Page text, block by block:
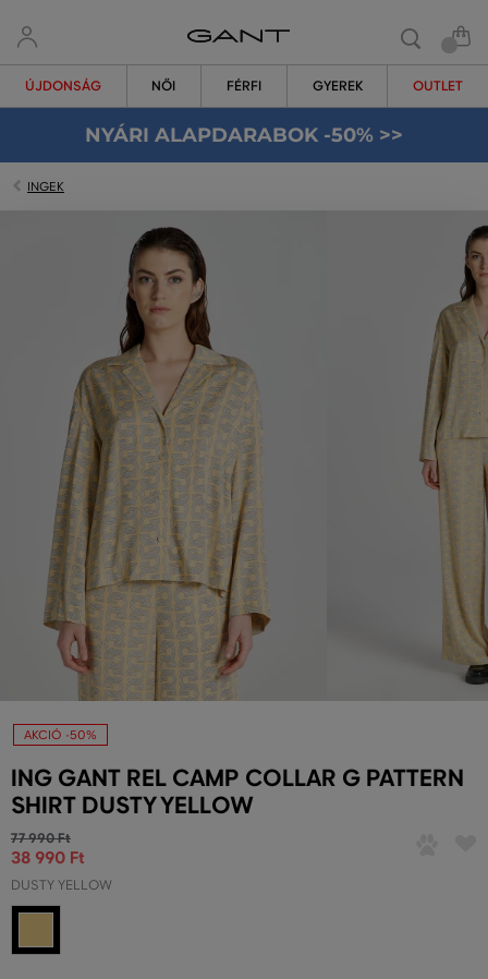
ÚJDONSÁG NŐI FÉRFI GYEREK OUTLET
NYÁRI ALAPDARABOK -50% >>
INGEK
AKCIÓ -50%
ING GANT REL CAMP COLLAR G PATTERN
SHIRT DUSTY YELLOW
77 990 Ft
38 990 Ft
DUSTY YELLOW